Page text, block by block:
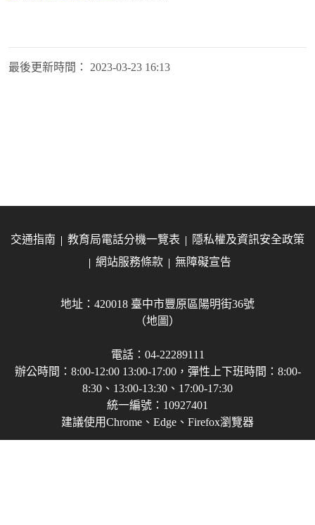
最後更新時間： 2023-03-23 16:13
交通指南 教育局電話分機一覽表
隱私權及資訊安全政策
網站服務條款
無障礙宣告
地址：420018 臺中市豐原區陽明街36號
（地圖）
電話：04-22289111
辦公時間：8:00-12:00 13:00-17:00，彈性上下班時間：8:00-
8:30、13:00-13:30、17:00-17:30
統一編號：10927401
建議使用Chrome、Edge、Firefox瀏覽器